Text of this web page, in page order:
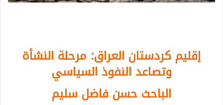
إقليم كردستان العراق: مرحلة النشأة
وتصاعد النفوذ السياسي
الباحث حسن فاضل سليم